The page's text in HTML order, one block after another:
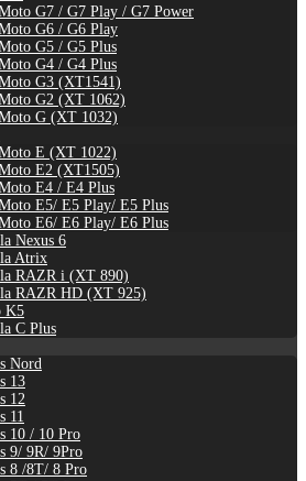
G7 / G7 Play / G7 Power
G6 / G6 Play
G5 / G5 Plus
G4 / G4 Plus
G3 (XT1541)
G2 (XT 1062)
G (XT 1032)
E (XT 1022)
E2 (XT1505)
E4 / E4 Plus
E5/ E5 Play/ E5 Plus
E6/ E6 Play/ E6 Plus
Nexus 6
Atrix
RAZR i (XT 890)
RAZR HD (XT 925)
K5
C Plus
Nord
13
12
11
10 / 10 Pro
9/ 9R/ 9Pro
8 /8T/ 8 Pro